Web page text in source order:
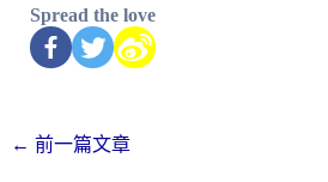
Spread the love
← 前一篇文章